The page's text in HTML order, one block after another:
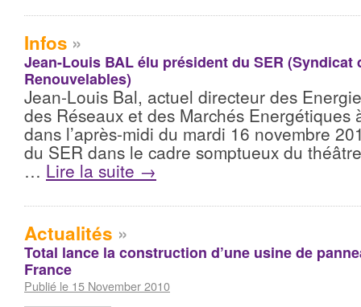
Infos »
Jean-Louis BAL élu président du SER (Syndicat
Renouvelables)
Jean-Louis Bal, actuel directeur des
des Réseaux et des Marchés Energétiques
dans l’après-midi du mardi 16 novembre
du SER dans le cadre somptueux du
… Lire la suite →
Actualités »
Total lance la construction d’une usine de
France
Publié le 15 November 2010